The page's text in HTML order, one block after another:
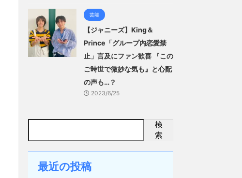
芸能
【ジャニーズ】King＆
Prince「グループ内恋愛禁
止」言及にファン歓喜 『この
ご時世で微妙な気も』と心配
の声も…？
2023/6/25
検
索
最近の投稿